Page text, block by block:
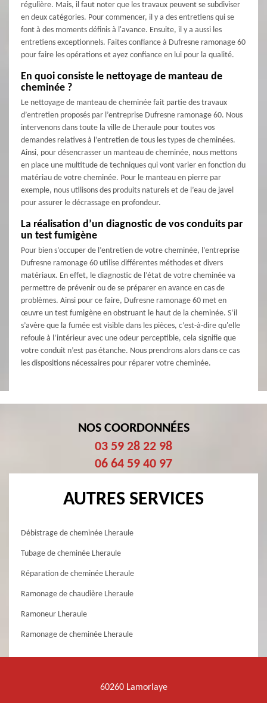
régulière. Mais, il faut noter que les travaux peuvent se subdiviser
en deux catégories. Pour commencer, il y a des entretiens qui se
font à des moments définis à l'avance. Ensuite, il y a aussi les
entretiens exceptionnels. Faites confiance à Dufresne ramonage 60
pour faire les opérations et ayez confiance en lui pour la qualité.
En quoi consiste le nettoyage de manteau de
cheminée ?
Le nettoyage de manteau de cheminée fait partie des travaux
d’entretien proposés par l’entreprise Dufresne ramonage 60. Nous
intervenons dans toute la ville de Lheraule pour toutes vos
demandes relatives à l’entretien de tous les types de cheminées.
Ainsi, pour désencrasser un manteau de cheminée, nous mettons
en place une multitude de techniques qui vont varier en fonction du
matériau de votre cheminée. Pour le manteau en pierre par
exemple, nous utilisons des produits naturels et de l’eau de javel
pour assurer le décrassage en profondeur.
La réalisation d’un diagnostic de vos conduits par
un test fumigène
Pour bien s’occuper de l’entretien de votre cheminée, l’entreprise
Dufresne ramonage 60 utilise différentes méthodes et divers
matériaux. En effet, le diagnostic de l’état de votre cheminée va
permettre de prévenir ou de se préparer en avance en cas de
problèmes. Ainsi pour ce faire, Dufresne ramonage 60 met en
œuvre un test fumigène en obstruant le haut de la cheminée. S’il
s’avère que la fumée est visible dans les pièces, c’est-à-dire qu'elle
refoule à l’intérieur avec une odeur perceptible, cela signifie que
votre conduit n’est pas étanche. Nous prendrons alors dans ce cas
les dispositions nécessaires pour réparer votre cheminée.
NOS COORDONNÉES
03 59 28 22 98
06 64 59 40 97
AUTRES SERVICES
Débistrage de cheminée Lheraule
Tubage de cheminée Lheraule
Réparation de cheminée Lheraule
Ramonage de chaudière Lheraule
Ramoneur Lheraule
Ramonage de cheminée Lheraule
60260 Lamorlaye